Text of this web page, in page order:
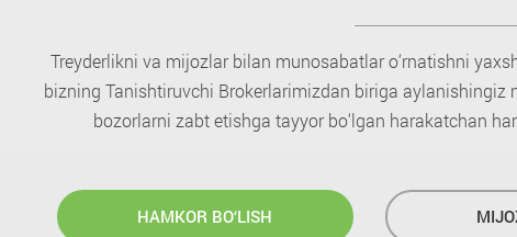
Treyderlikni va mijozlar bilan munosabatlar o‘rnatishni
bizning Tanishtiruvchi Brokerlarimizdan biriga aylanishingiz
bozorlarni zabt etishga tayyor bo‘lgan harakatchan
HAMKOR BO‘LISH